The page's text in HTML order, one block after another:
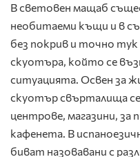
В световен мащаб
необитаеми къщи и в
без покрив и точно тук
скуотъра, който се
ситуацията. Освен за
скуотър свърталища
центрове, магазини, за
кафенета. В
биват назовавани с